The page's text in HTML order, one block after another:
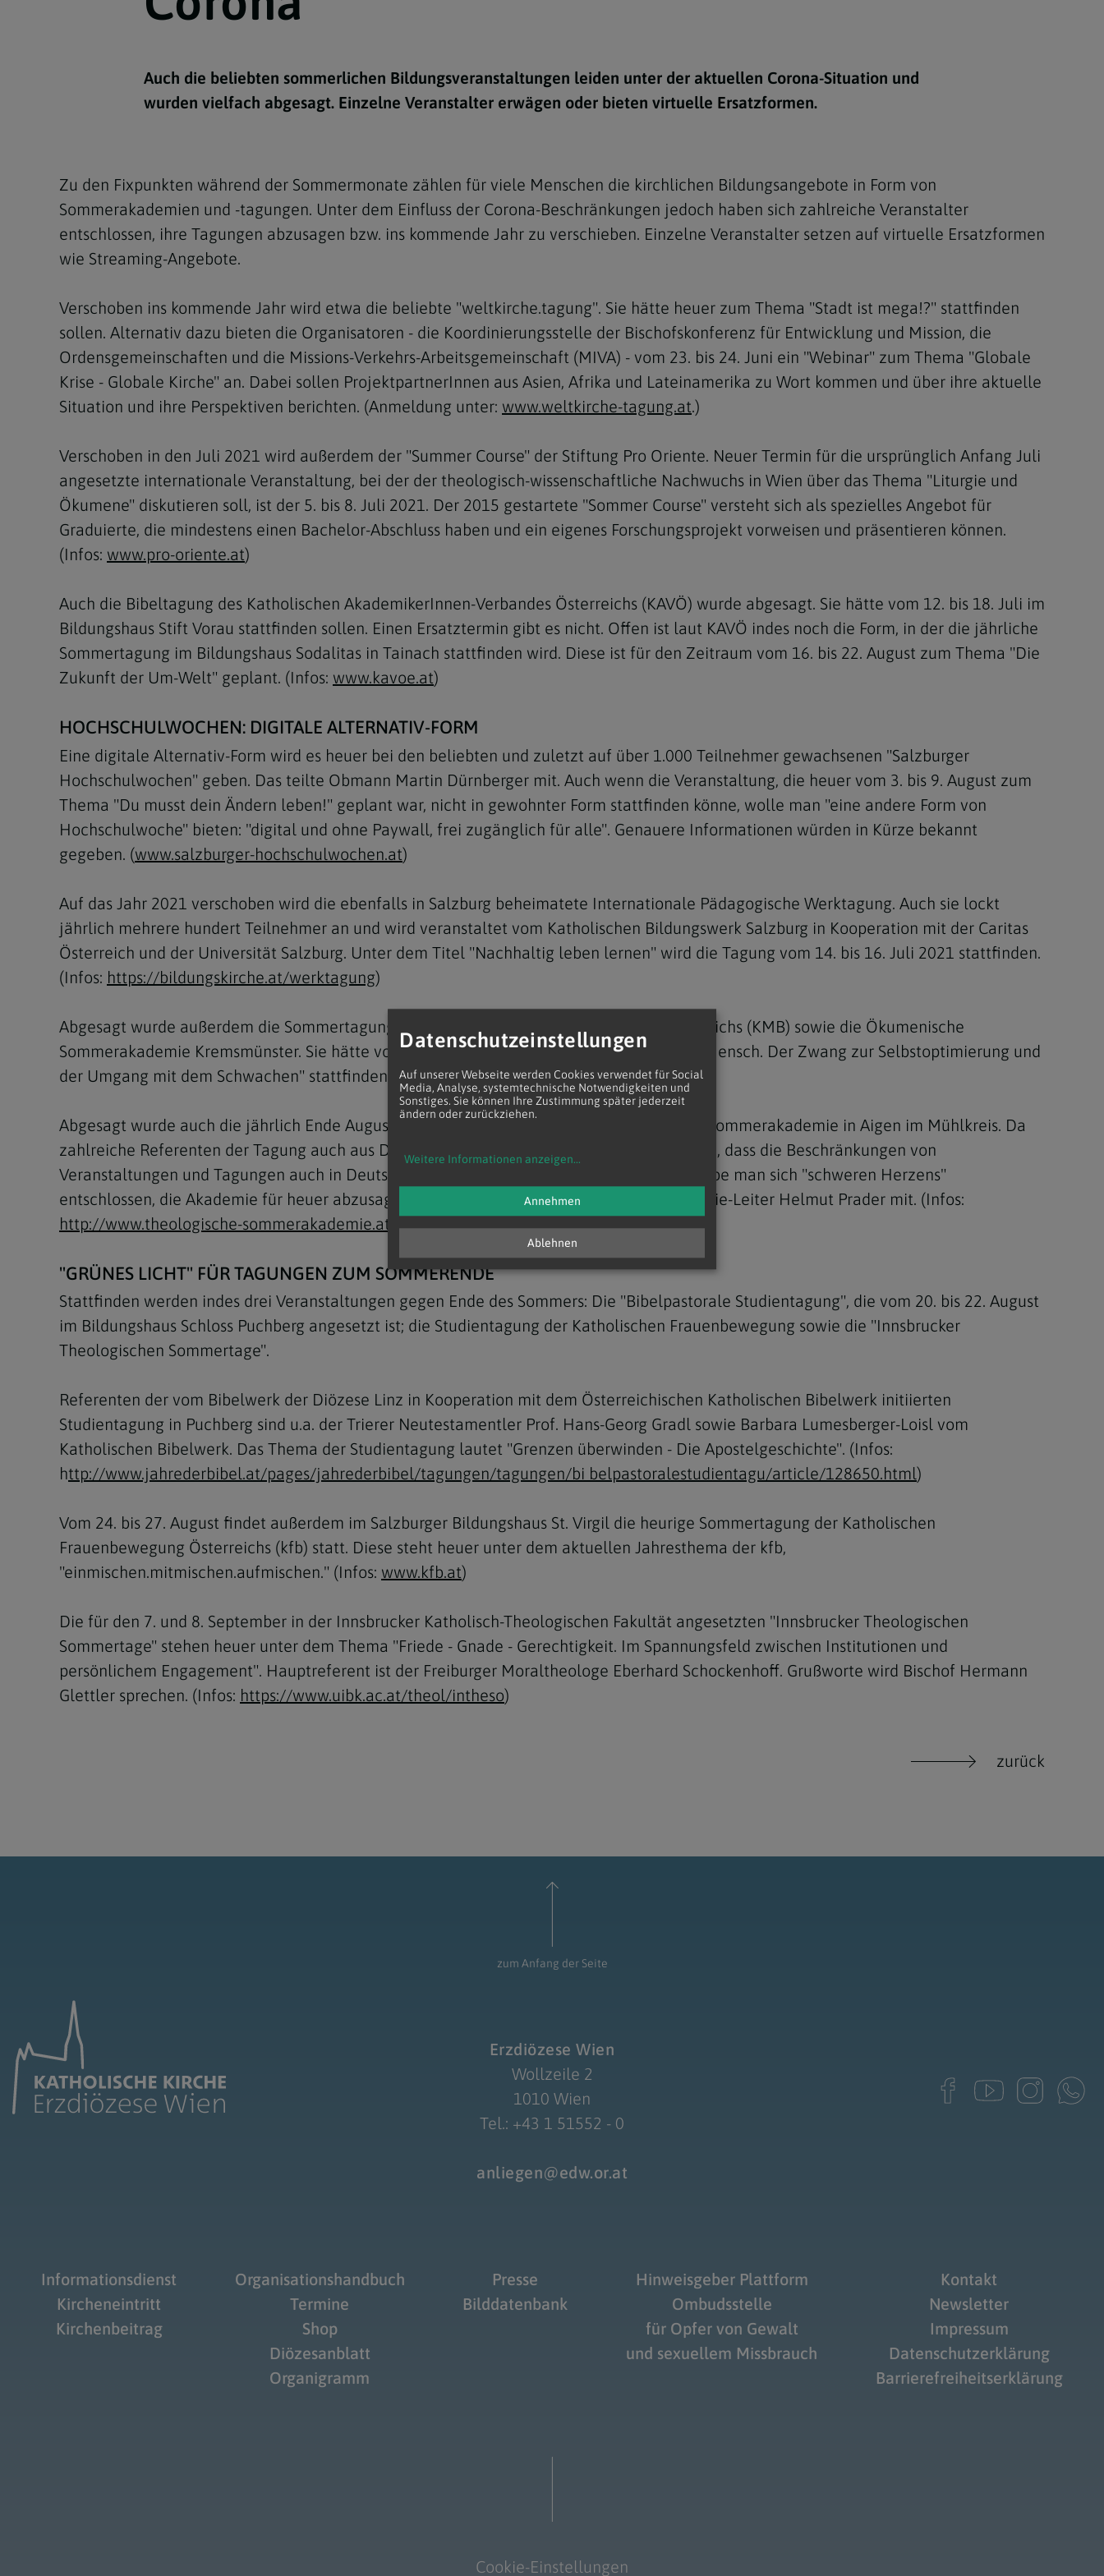
Aschermittwoch
Karwoche
Pfingsten
Fronleichnam
Erntedank
Allerheiligen und Allerseelen
7 Gaben des Heiligen Geistes
Navigation schließen
Ökumene
Hochschule
Erwachsenenbildung in deiner
Region
Trauer
Diözesanleitung
Pfarren
Organigramm
Navigation schließen
Auch die beliebten sommerlichen Bildungsveranstaltungen leiden unter der aktuellen Corona-Situation und
wurden vielfach abgesagt. Einzelne Veranstalter erwägen oder bieten virtuelle Ersatzformen.
Zu den Fixpunkten während der Sommermonate zählen für viele Menschen die kirchlichen Bildungsangebote in Form von
Sommerakademien und -tagungen. Unter dem Einfluss der Corona-Beschränkungen jedoch haben sich zahlreiche Veranstalter
entschlossen, ihre Tagungen abzusagen bzw. ins kommende Jahr zu verschieben. Einzelne Veranstalter setzen auf virtuelle Ersatzformen
wie Streaming-Angebote.
Verschoben ins kommende Jahr wird etwa die beliebte "weltkirche.tagung". Sie hätte heuer zum Thema "Stadt ist mega!?" stattfinden
sollen. Alternativ dazu bieten die Organisatoren - die Koordinierungsstelle der Bischofskonferenz für Entwicklung und Mission, die
Ordensgemeinschaften und die Missions-Verkehrs-Arbeitsgemeinschaft (MIVA) - vom 23. bis 24. Juni ein "Webinar" zum Thema "Globale
Krise - Globale Kirche" an. Dabei sollen ProjektpartnerInnen aus Asien, Afrika und Lateinamerika zu Wort kommen und über ihre aktuelle
Situation und ihre Perspektiven berichten. (Anmeldung unter: www.weltkirche-tagung.at.)
Verschoben in den Juli 2021 wird außerdem der "Summer Course" der Stiftung Pro Oriente. Neuer Termin für die ursprünglich Anfang Juli
angesetzte internationale Veranstaltung, bei der der theologisch-wissenschaftliche Nachwuchs in Wien über das Thema "Liturgie und
Ökumene" diskutieren soll, ist der 5. bis 8. Juli 2021. Der 2015 gestartete "Sommer Course" versteht sich als spezielles Angebot für
Graduierte, die mindestens einen Bachelor-Abschluss haben und ein eigenes Forschungsprojekt vorweisen und präsentieren können.
(Infos: www.pro-oriente.at)
Auch die Bibeltagung des Katholischen AkademikerInnen-Verbandes Österreichs (KAVÖ) wurde abgesagt. Sie hätte vom 12. bis 18. Juli im
Bildungshaus Stift Vorau stattfinden sollen. Einen Ersatztermin gibt es nicht. Offen ist laut KAVÖ indes noch die Form, in der die jährliche
Sommertagung im Bildungshaus Sodalitas in Tainach stattfinden wird. Diese ist für den Zeitraum vom 16. bis 22. August zum Thema "Die
Zukunft der Um-Welt" geplant. (Infos: www.kavoe.at)
HOCHSCHULWOCHEN: DIGITALE ALTERNATIV-FORM
Eine digitale Alternativ-Form wird es heuer bei den beliebten und zuletzt auf über 1.000 Teilnehmer gewachsenen "Salzburger
Hochschulwochen" geben. Das teilte Obmann Martin Dürnberger mit. Auch wenn die Veranstaltung, die heuer vom 3. bis 9. August zum
Thema "Du musst dein Ändern leben!" geplant war, nicht in gewohnter Form stattfinden könne, wolle man "eine andere Form von
Hochschulwoche" bieten: "digital und ohne Paywall, frei zugänglich für alle". Genauere Informationen würden in Kürze bekannt
gegeben. (www.salzburger-hochschulwochen.at)
Auf das Jahr 2021 verschoben wird die ebenfalls in Salzburg beheimatete Internationale Pädagogische Werktagung. Auch sie lockt
jährlich mehrere hundert Teilnehmer an und wird veranstaltet vom Katholischen Bildungswerk Salzburg in Kooperation mit der Caritas
Österreich und der Universität Salzburg. Unter dem Titel "Nachhaltig leben lernen" wird die Tagung vom 14. bis 16. Juli 2021 stattfinden.
(Infos: https://bildungskirche.at/werktagung)
Abgesagt wurde außerdem die Sommertagung der Katholischen Männerbewegung Österreichs (KMB) sowie die Ökumenische
Sommerakademie Kremsmünster. Sie hätte vom 15. bis 17. Juli zum Thema "Der perfekte Mensch. Der Zwang zur Selbstoptimierung und
der Umgang mit dem Schwachen" stattfinden sollen.
Abgesagt wurde auch die jährlich Ende August stattfindende Internationale Theologische Sommerakademie in Aigen im Mühlkreis. Da
zahlreiche Referenten der Tagung auch aus Deutschland kommen und man davon ausgehe, dass die Beschränkungen von
Veranstaltungen und Tagungen auch in Deutschland noch bis in den Sommer andauern, habe man sich "schweren Herzens"
entschlossen, die Akademie für heuer abzusagen. "Das nächste Jahr wieder", teilte Akademie-Leiter Helmut Prader mit. (Infos:
http://www.theologische-sommerakademie.at
"GRÜNES LICHT" FÜR TAGUNGEN ZUM SOMMERENDE
Stattfinden werden indes drei Veranstaltungen gegen Ende des Sommers: Die "Bibelpastorale Studientagung", die vom 20. bis 22. August
im Bildungshaus Schloss Puchberg angesetzt ist; die Studientagung der Katholischen Frauenbewegung sowie die "Innsbrucker
Theologischen Sommertage".
Referenten der vom Bibelwerk der Diözese Linz in Kooperation mit dem Österreichischen Katholischen Bibelwerk initiierten
Studientagung in Puchberg sind u.a. der Trierer Neutestamentler Prof. Hans-Georg Gradl sowie Barbara Lumesberger-Loisl vom
Katholischen Bibelwerk. Das Thema der Studientagung lautet "Grenzen überwinden - Die Apostelgeschichte". (Infos:
http://www.jahrederbibel.at/pages/jahrederbibel/tagungen/tagungen/bi belpastoralestudientagu/article/128650.html)
Vom 24. bis 27. August findet außerdem im Salzburger Bildungshaus St. Virgil die heurige Sommertagung der Katholischen
Frauenbewegung Österreichs (kfb) statt. Diese steht heuer unter dem aktuellen Jahresthema der kfb,
"einmischen.mitmischen.aufmischen." (Infos: www.kfb.at)
Die für den 7. und 8. September in der Innsbrucker Katholisch-Theologischen Fakultät angesetzten "Innsbrucker Theologischen
Sommertage" stehen heuer unter dem Thema "Friede - Gnade - Gerechtigkeit. Im Spannungsfeld zwischen Institutionen und
persönlichem Engagement". Hauptreferent ist der Freiburger Moraltheologe Eberhard Schockenhoff. Grußworte wird Bischof Hermann
Glettler sprechen. (Infos: https://www.uibk.ac.at/theol/intheso)
zurück
zum Anfang der Seite
Erzdiözese Wien
Wollzeile 2
1010 Wien
Tel.: +43 1 51552 - 0
anliegen@edw.or.at
Informationsdienst
Kircheneintritt
Kirchenbeitrag
Organisationshandbuch
Termine
Shop
Diözesanblatt
Organigramm
Presse
Bilddatenbank
Hinweisgeber Plattform
Ombudsstelle
für Opfer von Gewalt
und sexuellem Missbrauch
Kontakt
Newsletter
Impressum
Datenschutzerklärung
Barrierefreiheitserklärung
Cookie-Einstellungen
Datenschutzeinstellungen
Auf unserer Webseite werden Cookies verwendet für Social
Media, Analyse, systemtechnische Notwendigkeiten und
Sonstiges. Sie können Ihre Zustimmung später jederzeit
ändern oder zurückziehen.
Weitere Informationen anzeigen...
Ablehnen
Annehmen